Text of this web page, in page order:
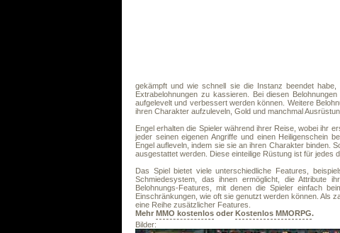
gekämpft und wie schnell sie die Instanz beendet
Extrabelohnungen zu kassieren. Bei diesen
aufgelevelt und verbessert werden können. Weitere
ihren Charakter aufzuleveln, Gold und manchmal
Engel erhalten die Spieler während ihrer Reise, wobei ihr
jeder seinen eigenen Angriffe und einen Heiligenschein
Engel aufleveln, indem sie sie an ihren Charakter binden.
ausgestattet werden. Diese einteilige Rüstung ist für jedes
Das Spiel bietet viele unterschiedliche Features,
Schmiedesystem, das ihnen ermöglicht, die Attribute
Belohnungs-Features, mit denen die Spieler einfach
Einschränkungen, wie oft sie genutzt werden können. Als
eine Reihe zusätzlicher Features.
Mehr MMO kostenlos oder Kostenlos MMORPG.
Bilder: